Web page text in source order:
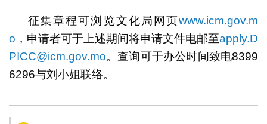
征集章程可浏览文化局网页www.icm.gov.m
o ，申请者可于上述期间将申请文件电邮至apply.D
PICC@icm.gov.mo。查询可于办公时间致电8399
6296与刘小姐联络。